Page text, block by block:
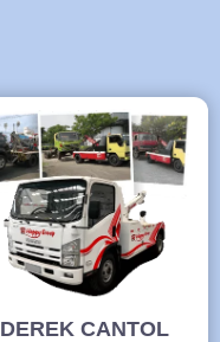
DEREK CANTOL